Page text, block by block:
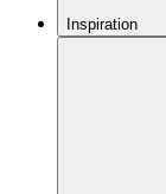
Inspiration